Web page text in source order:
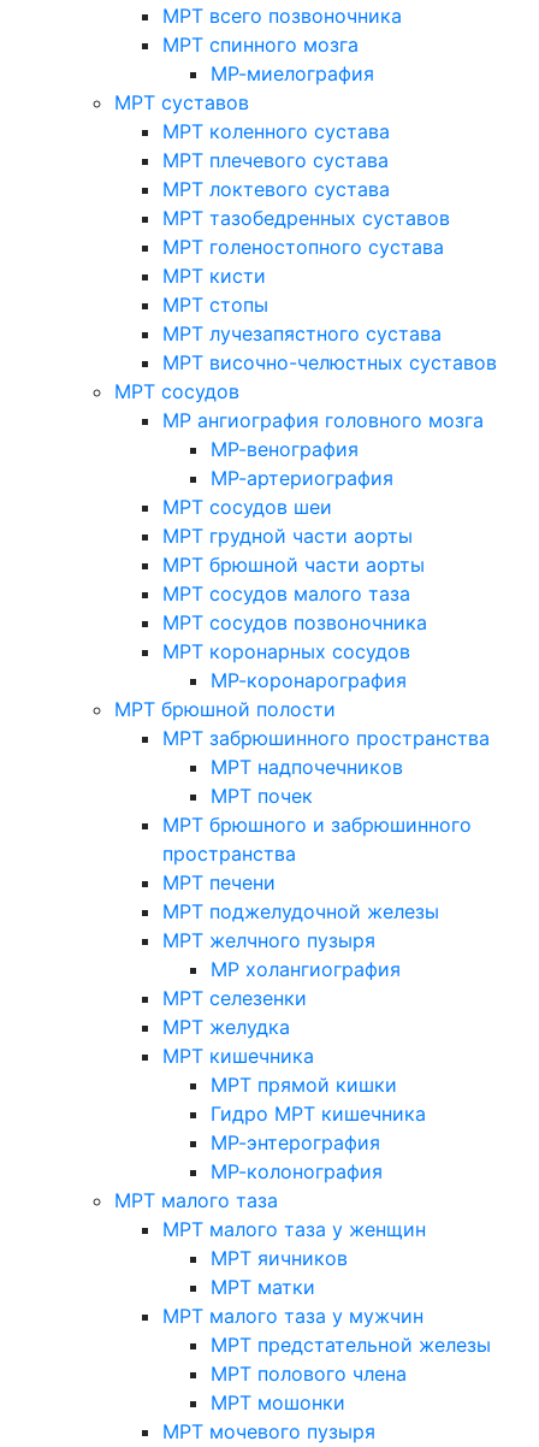
МРТ всего позвоночника
МРТ спинного мозга
МР-миелография
МРТ суставов
МРТ коленного сустава
МРТ плечевого сустава
МРТ локтевого сустава
МРТ тазобедренных суставов
МРТ голеностопного сустава
МРТ кисти
МРТ стопы
МРТ лучезапястного сустава
МРТ височно-челюстных суставов
МРТ сосудов
МР ангиография головного мозга
МР-венография
МР-артериография
МРТ сосудов шеи
МРТ грудной части аорты
МРТ брюшной части аорты
МРТ сосудов малого таза
МРТ сосудов позвоночника
МРТ коронарных сосудов
МР-коронарография
МРТ брюшной полости
МРТ забрюшинного пространства
МРТ надпочечников
МРТ почек
МРТ брюшного и забрюшинного
пространства
МРТ печени
МРТ поджелудочной железы
МРТ желчного пузыря
МР холангиография
МРТ селезенки
МРТ желудка
МРТ кишечника
МРТ прямой кишки
Гидро МРТ кишечника
МР-энтерография
МР-колонография
МРТ малого таза
МРТ малого таза у женщин
МРТ яичников
МРТ матки
МРТ малого таза у мужчин
МРТ предстательной железы
МРТ полового члена
МРТ мошонки
МРТ мочевого пузыря